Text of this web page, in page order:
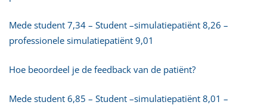
Mede student 7,34 – Student –simulatiepatiënt 8,26 –
professionele simulatiepatiënt 9,01
Hoe beoordeel je de feedback van de patiënt?
Mede student 6,85 – Student –simulatiepatiënt 8,01 –